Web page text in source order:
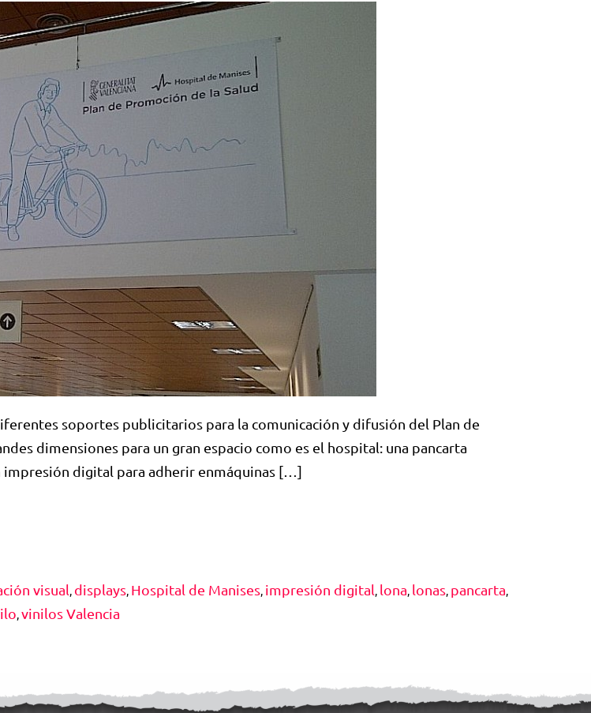
soportes publicitarios para la comunicación y difusión del Plan de
dimensiones para un gran espacio como es el hospital: una pancarta
impresión digital para adherir enmáquinas […]
visual, displays, Hospital de Manises, impresión digital, lona, lonas, pancarta,
,vinilos Valencia